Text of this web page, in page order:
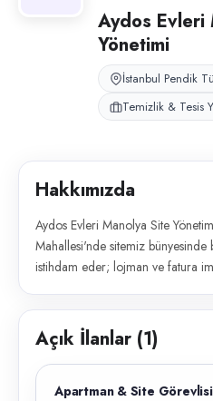
Aydos Evleri
Yönetimi
İstanbul Pendik
Temizlik & Tesis
Hakkımızda
Aydos Evleri Manolya Site
Mahallesi'nde sitemiz
istihdam eder; lojman ve fatura
Açık İlanlar (1)
Apartman & Site